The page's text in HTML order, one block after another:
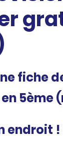
fiche
5ème
endroit !